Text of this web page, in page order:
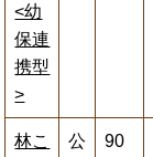
<幼
保連
携型
>
林こ
公 90